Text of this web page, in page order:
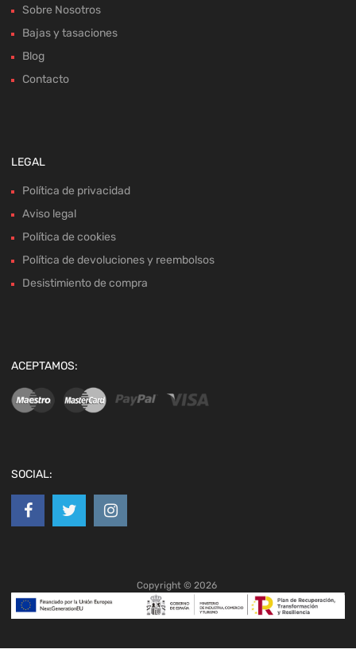
Sobre Nosotros
Bajas y tasaciones
Blog
Contacto
LEGAL
Política de privacidad
Aviso legal
Política de cookies
Política de devoluciones y reembolsos
Desistimiento de compra
ACEPTAMOS:
SOCIAL:
Copyright © 2026